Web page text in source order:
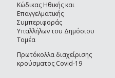
Κώδικας Ηθικής και
Επαγγελματικής
Συμπεριφοράς
Υπαλλήλων του Δημόσιου
Τομέα
Πρωτόκολλα διαχείρισης
κρούσματος Covid-19